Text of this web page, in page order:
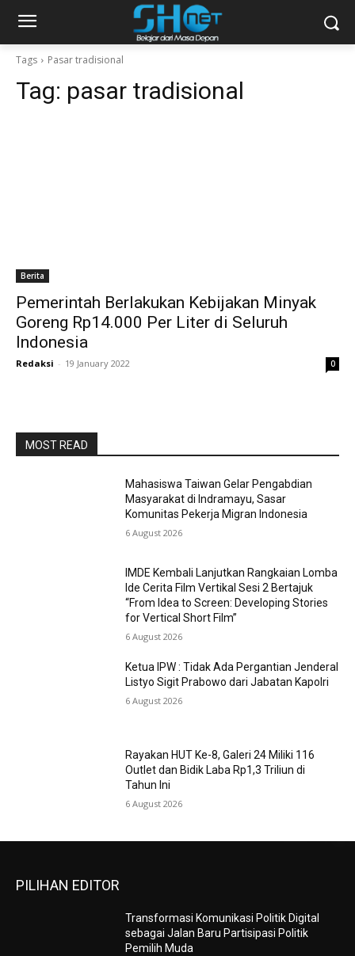
Tags Pasar tradisional
Tag: pasar tradisional
Berita
Pemerintah Berlakukan Kebijakan Minyak
Goreng Rp14.000 Per Liter di Seluruh
Indonesia
Redaksi - 19 January 2022 0
MOST READ
Mahasiswa Taiwan Gelar Pengabdian
Masyarakat di Indramayu, Sasar
Komunitas Pekerja Migran Indonesia
6 August 2026
IMDE Kembali Lanjutkan Rangkaian Lomba
Ide Cerita Film Vertikal Sesi 2 Bertajuk
“From Idea to Screen: Developing Stories
for Vertical Short Film”
6 August 2026
Ketua IPW : Tidak Ada Pergantian Jenderal
Listyo Sigit Prabowo dari Jabatan Kapolri
6 August 2026
Rayakan HUT Ke-8, Galeri 24 Miliki 116
Outlet dan Bidik Laba Rp1,3 Triliun di
Tahun Ini
6 August 2026
PILIHAN EDITOR
Transformasi Komunikasi Politik Digital
sebagai Jalan Baru Partisipasi Politik
Pemilih Muda